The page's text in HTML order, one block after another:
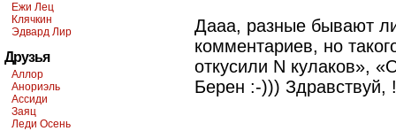
Ежи Лец
Клячкин
Эдвард Лир
Друзья
Аллор
Анориэль
Ассиди
Заяц
Леди Осень
Дааа, разные бывают
комментариев, но
откусили N кулаков»,
Берен :-))) Здравствуй,